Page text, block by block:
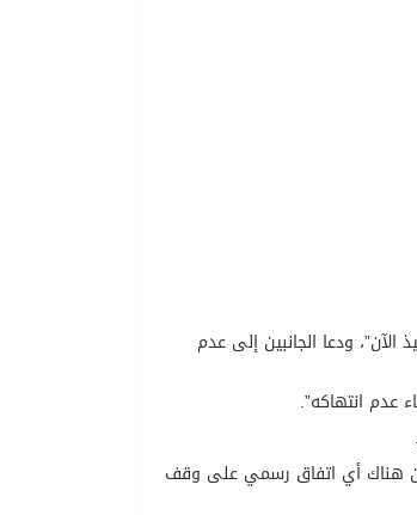
الآن”، ودعا الجانبين إلى عدم
عدم انتهاكه”.
هناك أي اتفاق رسمي على وقف